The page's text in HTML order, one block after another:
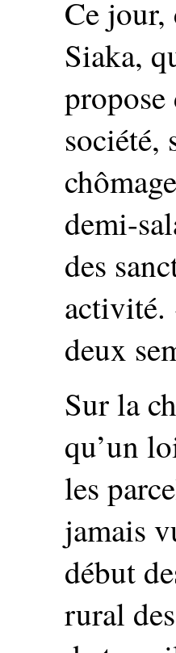
Ce jour,
Siaka,
société,
demi-
des
activité.
deux
Sur la
qu’un
les
jamais
début
rural